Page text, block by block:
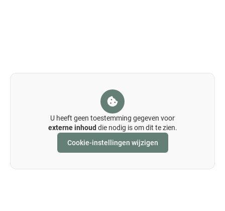
U heeft geen toestemming gegeven voor
externe inhoud die nodig is om dit te zien.
Cookie-instellingen wijzigen